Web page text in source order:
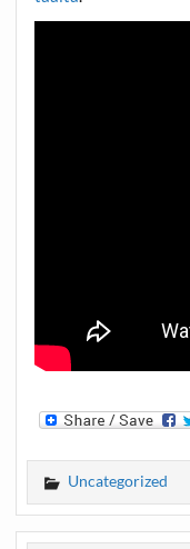
Uncategorized